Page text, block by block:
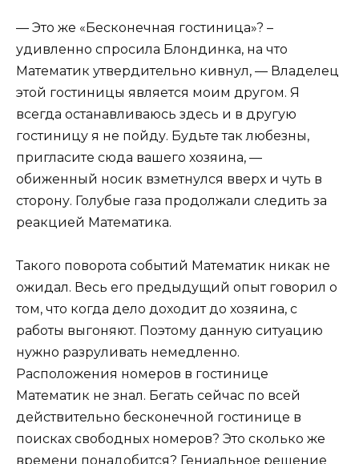
— Это же «Бесконечная гостиница»? –
удивленно спросила Блондинка, на что
Математик утвердительно кивнул, — Владелец
этой гостиницы является моим другом. Я
всегда останавливаюсь здесь и в другую
гостиницу я не пойду. Будьте так любезны,
пригласите сюда вашего хозяина, —
обиженный носик взметнулся вверх и чуть в
сторону. Голубые газа продолжали следить за
реакцией Математика.
Такого поворота событий Математик никак не
ожидал. Весь его предыдущий опыт говорил о
том, что когда дело доходит до хозяина, с
работы выгоняют. Поэтому данную ситуацию
нужно разруливать немедленно.
Расположения номеров в гостинице
Математик не знал. Бегать сейчас по всей
действительно бесконечной гостинице в
поисках свободных номеров? Это сколько же
времени понадобится? Гениальное решение